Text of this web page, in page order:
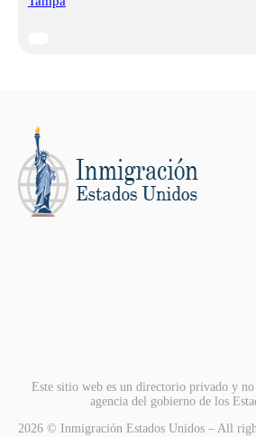
Este sitio web es un directorio privado y
agencia del gobierno de los
2026 © Inmigración Estados Unidos – All